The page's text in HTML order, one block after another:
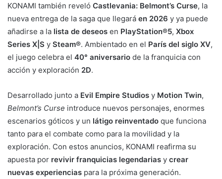
KONAMI también reveló Castlevania: Belmont’s Curse, la
nueva entrega de la saga que llegará en 2026 y ya puede
añadirse a la lista de deseos en PlayStation®5, Xbox
Series X|S y Steam®. Ambientado en el París del siglo XV,
el juego celebra el 40° aniversario de la franquicia con
acción y exploración 2D.
Desarrollado junto a Evil Empire Studios y Motion Twin,
Belmont’s Curse introduce nuevos personajes, enormes
escenarios góticos y un látigo reinventado que funciona
tanto para el combate como para la movilidad y la
exploración. Con estos anuncios, KONAMI reafirma su
apuesta por revivir franquicias legendarias y crear
nuevas experiencias para la próxima generación.